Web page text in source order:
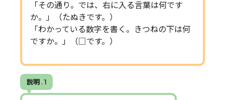
「その通り。では、右に入る言葉は何です
か。」（たぬきです。）
「わかっている数字を書く。きつねの下は何
ですか。」（□です。）
説明 . 1